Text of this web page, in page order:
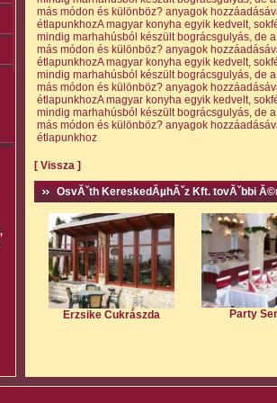
más módon és különböz? anyagok
étlapunkhozA magyar konyha egyik kedvelt,
mindig marhahúsból készült bográcsgulyás, de
más módon és különböz? anyagok
étlapunkhozA magyar konyha egyik kedvelt,
mindig marhahúsból készült bográcsgulyás, de
más módon és különböz? anyagok
étlapunkhozA magyar konyha egyik kedvelt,
mindig marhahúsból készült bográcsgulyás, de
más módon és különböz? anyagok
étlapunkhoz
[ Vissza ]
OsvĂˇth KereskedĂµhĂˇz Kft. tovĂˇbbi
Erzsike Cukrászda Party